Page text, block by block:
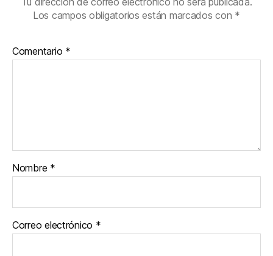
Los campos obligatorios están marcados con *
Comentario *
Nombre *
Correo electrónico *